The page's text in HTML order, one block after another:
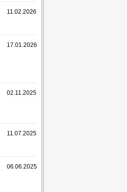
11.02.2026
17.01.2026
02.11.2025
11.07.2025
06.06.2025